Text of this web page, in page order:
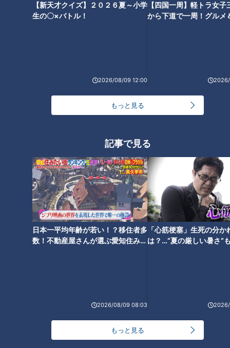
【新天才クイズ】２０２６夏～小学
生の〇×バトル！
2026/08/09 12:00
【四国一周】軽トラ女子
から下道で一周！グルメ
もっと見る
記事で見る
日本一平均年齢が若い！？移住者多
数！不動産屋さんが選ぶ愛知住みた
2026/08/09 08:03
「心筋梗塞」生死の分か
は？…“夏の厳しい暑さ”
もっと見る
旅の目的地にしたくなる道の駅
三重・松阪市 道の駅 飯高駅